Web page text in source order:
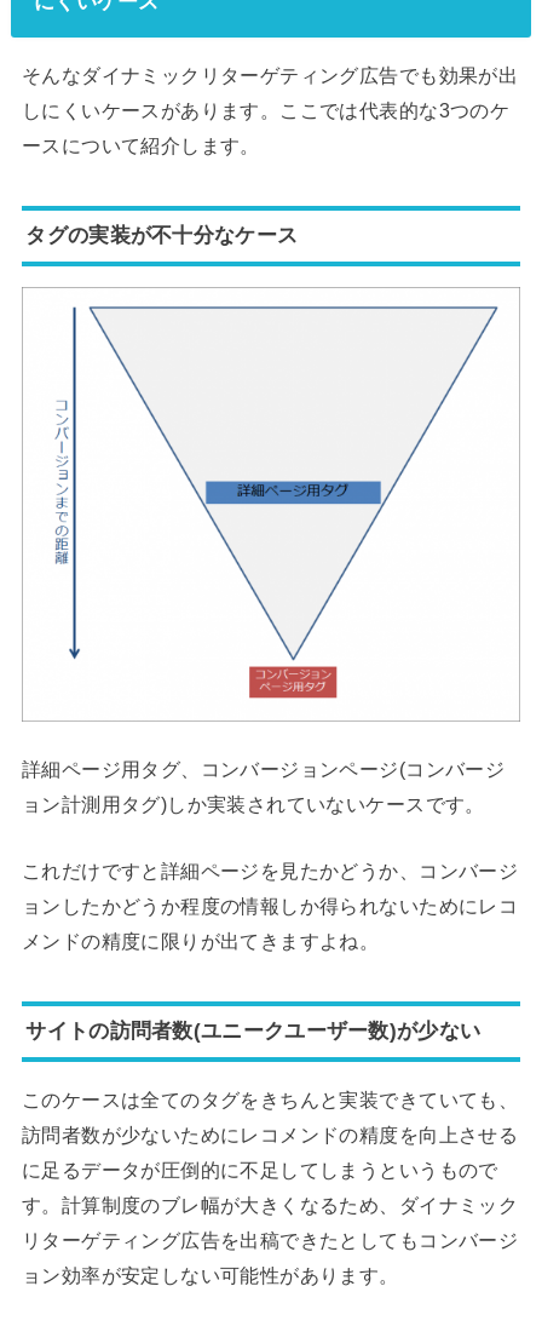
そんなダイナミックリターゲティング広告でも効果が出
しにくいケースがあります。ここでは代表的な3つのケ
ースについて紹介します。
タグの実装が不十分なケース
詳細ページ用タグ、コンバージョンページ(コンバージ
ョン計測用タグ)しか実装されていないケースです。
これだけですと詳細ページを見たかどうか、コンバージ
ョンしたかどうか程度の情報しか得られないためにレコ
メンドの精度に限りが出てきますよね。
サイトの訪問者数(ユニークユーザー数)が少ない
このケースは全てのタグをきちんと実装できていても、
訪問者数が少ないためにレコメンドの精度を向上させる
に足るデータが圧倒的に不足してしまうというもので
す。計算制度のブレ幅が大きくなるため、ダイナミック
リターゲティング広告を出稿できたとしてもコンバージ
ョン効率が安定しない可能性があります。